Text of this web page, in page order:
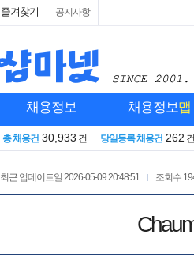
즐겨찾기 공지사항
채용정보 채용정보맵
총 채용건 30,933 건 당일등록 채용건 262 건
최근 업데이트일 2026-05-09 20:48:51 조회수